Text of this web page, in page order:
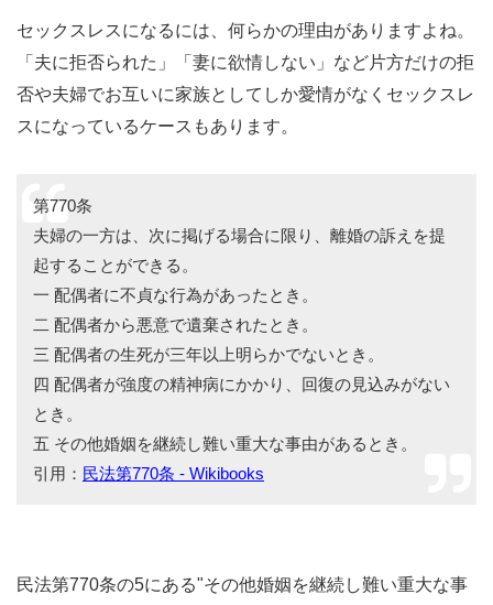
セックスレスになるには、何らかの理由がありますよね。
「夫に拒否られた」「妻に欲情しない」など片方だけの拒
否や夫婦でお互いに家族としてしか愛情がなくセックスレ
スになっているケースもあります。
第770条
夫婦の一方は、次に掲げる場合に限り、離婚の訴えを提
起することができる。
一 配偶者に不貞な行為があったとき。
二 配偶者から悪意で遺棄されたとき。
三 配偶者の生死が三年以上明らかでないとき。
四 配偶者が強度の精神病にかかり、回復の見込みがない
とき。
五 その他婚姻を継続し難い重大な事由があるとき。
引用： 民法第770条 - Wikibooks
民法第770条の5にある"その他婚姻を継続し難い重大な事